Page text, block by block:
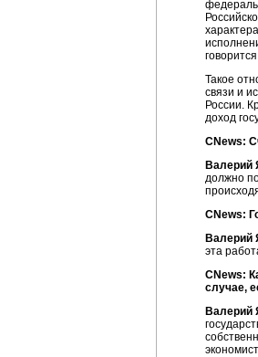
Такое
связи и
России.
доход
CNews:
Валерий
должно
CNews:
Валерий
эта
CNews:
случае,
Валерий